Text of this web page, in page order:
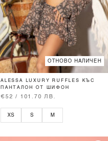
ОТНОВО НАЛИЧЕН
ALESSA LUXURY RUFFLES КЪС
ПАНТАЛОН ОТ ШИФОН
€52 / 101.70 ЛВ.
XS S M